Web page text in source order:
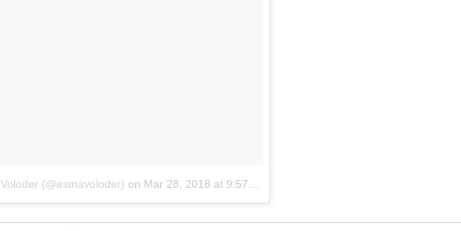
(@esmavoloder) on Mar 28, 2018 at 9:57pm PDT